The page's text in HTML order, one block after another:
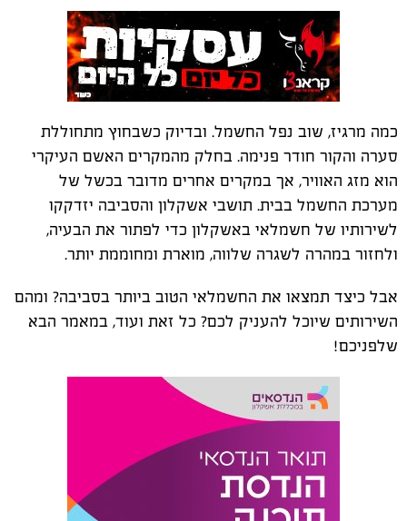
כמה מרגיז, שוב נפל החשמל. ובדיוק כשבחוץ מתחוללת
סערה והקור חודר פנימה. בחלק מהמקרים האשם העיקרי
הוא מזג האוויר, אך במקרים אחרים מדובר בכשל של
מערכת החשמל בבית. תושבי אשקלון והסביבה יזדקקו
לשירותיו של חשמלאי באשקלון כדי לפתור את הבעיה,
ולחזור במהרה לשגרה שלווה, מוארת ומחוממת יותר.
אבל כיצד תמצאו את החשמלאי הטוב ביותר בסביבה? ומהם
השירותים שיוכל להעניק לכם? כל זאת ועוד, במאמר הבא
שלפניכם!